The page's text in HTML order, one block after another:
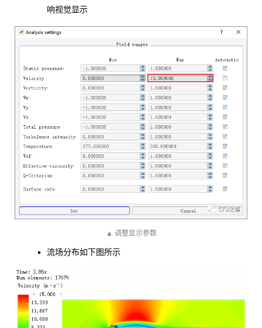
响视觉显示
▲ 调整显示参数
流场分布如下图所示